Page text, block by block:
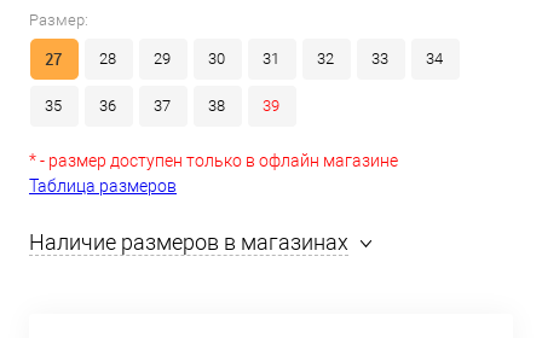
Размер:
27 28 29 30 31 32 33 34
35 36 37 38 39
* - размер доступен только в офлайн магазине
Таблица размеров
Наличие размеров в магазинах